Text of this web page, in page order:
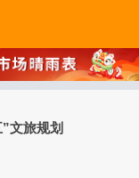
文旅规划